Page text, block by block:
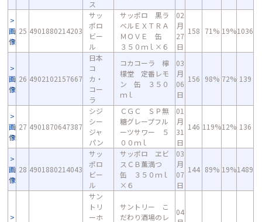
ス
画
像
25 4901880214203
サッ
ポロ
ビー
ル
サッポロ 黒ラ
ベルＥＸＴＲＡ
ＭＯＶＥ 缶
３５０ｍｌ×６
02
月
27
日
158 71% 19%1036
画
像
26 4902102157667
日本
コ
カ・
コー
ラ
コカコーラ 檸
檬堂 定番レモ
ン 缶 ３５０
ｍｌ
03
月
06
日
156 98% 72% 139
画
像
27 4901870647387
シジ
シー
ジャ
パン
ＣＧＣ ＳＰ無
糖グレープフル
ーツサワー ５
００ｍｌ
01
月
31
日
146 119%12% 136
画
像
28 4901880214043
サッ
ポロ
ビー
ル
サッポロ ヱビ
スＣＢ薫満つ
缶 ３５０ｍｌ
×６
03
月
07
日
144 89% 19%1489
サン
トリ
ーホ
サントリー こ
だわり酒場のレ
04